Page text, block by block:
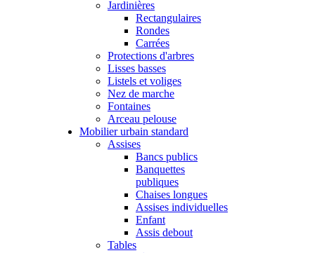
Jardinières
Rectangulaires
Rondes
Carrées
Protections d'arbres
Lisses basses
Listels et voliges
Nez de marche
Fontaines
Arceau pelouse
Mobilier urbain standard
Assises
Bancs publics
Banquettes
publiques
Chaises longues
Assises individuelles
Enfant
Assis debout
Tables